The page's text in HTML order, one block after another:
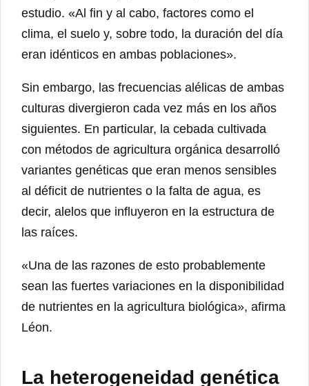
estudio. «Al fin y al cabo, factores como el
clima, el suelo y, sobre todo, la duración del día
eran idénticos en ambas poblaciones».
Sin embargo, las frecuencias alélicas de ambas
culturas divergieron cada vez más en los años
siguientes. En particular, la cebada cultivada
con métodos de agricultura orgánica desarrolló
variantes genéticas que eran menos sensibles
al déficit de nutrientes o la falta de agua, es
decir, alelos que influyeron en la estructura de
las raíces.
«Una de las razones de esto probablemente
sean las fuertes variaciones en la disponibilidad
de nutrientes en la agricultura biológica», afirma
Léon.
La heterogeneidad genética